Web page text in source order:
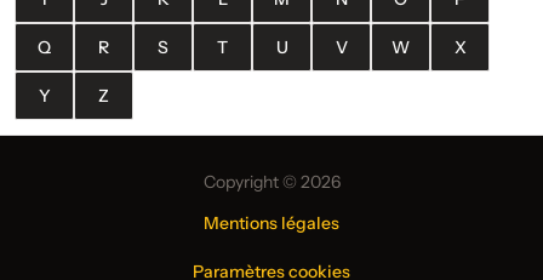
Q R S T U V W X
Y Z
Copyright © 2026
Mentions légales
Paramètres cookies